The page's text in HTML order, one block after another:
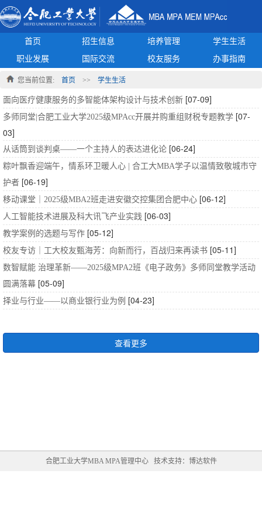
首页 招生信息 培养管理
学生生活
职业发展
国际交流 校友服务 办事指南
您当前位置: 首页 >> 学生生活
面向医疗健康服务的多智能体架构设计与技术创新 [07-09]
多师同堂|合肥工业大学2025级MPAcc开展并购重组财税专题教学 [07-
03]
从话筒到谈判桌——一个主持人的表达进化论 [06-24]
粽叶飘香迎端午，情系环卫暖人心 | 合工大MBA学子以温情致敬城市守
护者 [06-19]
移动课堂｜2025级MBA2班走进安徽交控集团合肥中心 [06-12]
人工智能技术进展及科大讯飞产业实践 [06-03]
教学案例的选题与写作 [05-12]
校友专访｜工大校友甄海芳：向新而行，百战归来再读书 [05-11]
数智赋能 治理革新——2025级MPA2班《电子政务》多师同堂教学活动
圆满落幕 [05-09]
择业与行业——以商业银行业为例 [04-23]
查看更多
合肥工业大学MBA MPA管理中心 技术支持：博达软件